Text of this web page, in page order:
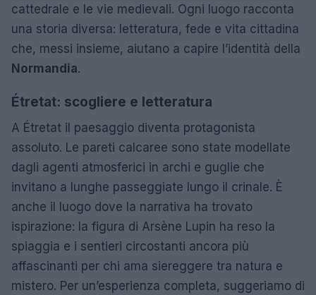
cattedrale e le vie medievali. Ogni luogo racconta
una storia diversa: letteratura, fede e vita cittadina
che, messi insieme, aiutano a capire l’identità della
Normandia.
Étretat: scogliere e letteratura
A Étretat il paesaggio diventa protagonista
assoluto. Le pareti calcaree sono state modellate
dagli agenti atmosferici in archi e guglie che
invitano a lunghe passeggiate lungo il crinale. È
anche il luogo dove la narrativa ha trovato
ispirazione: la figura di Arsène Lupin ha reso la
spiaggia e i sentieri circostanti ancora più
affascinanti per chi ama siereggere tra natura e
mistero. Per un’esperienza completa, suggeriamo di